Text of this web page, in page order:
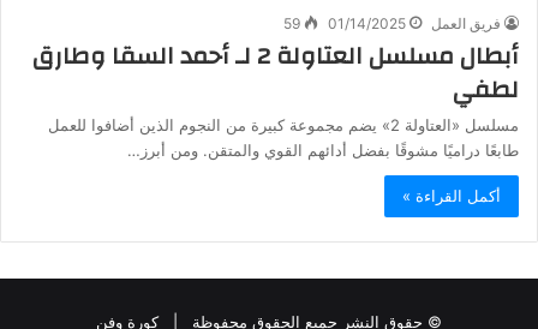
فريق العمل 01/14/2025
59
أبطال مسلسل العتاولة 2 لـ أحمد السقا وطارق
لطفي
مسلسل «العتاولة 2» يضم مجموعة كبيرة من النجوم الذين أضافوا للعمل
طابعًا دراميًا مشوقًا بفضل أدائهم القوي والمتقن. ومن أبرز…
أكمل القراءة »
© حقوق النشر جميع الحقوق محفوظة |كورة وفن